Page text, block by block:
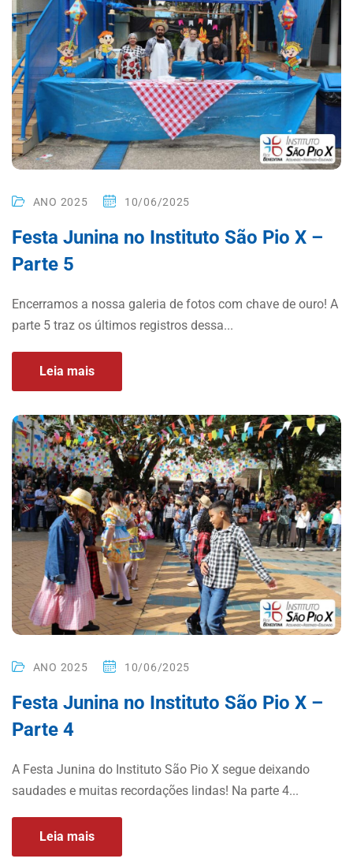
ANO 2025 10/06/2025
Festa Junina no Instituto São Pio X –
Parte 5
Encerramos a nossa galeria de fotos com chave de ouro! A
parte 5 traz os últimos registros dessa...
Leia mais
ANO 2025 10/06/2025
Festa Junina no Instituto São Pio X –
Parte 4
A Festa Junina do Instituto São Pio X segue deixando
saudades e muitas recordações lindas! Na parte 4...
Leia mais